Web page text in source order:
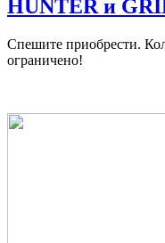
HUNTER и
Спешите приобрести.
ограничено!